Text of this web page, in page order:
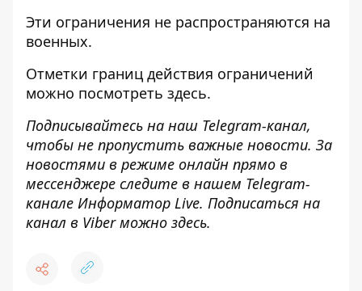
Эти ограничения не распространяются на
военных.
Отметки границ действия ограничений
можно посмотреть здесь.
Подписывайтесь на наш Telegram-канал,
чтобы не пропустить важные новости. За
новостями в режиме онлайн прямо в
мессенджере следите в нашем Telegram-
канале Информатор Live. Подписаться на
канал в Viber можно здесь.